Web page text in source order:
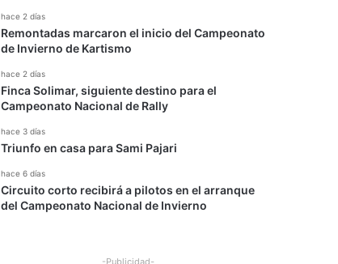
hace 2 días
Remontadas marcaron el inicio del Campeonato
de Invierno de Kartismo
hace 2 días
Finca Solimar, siguiente destino para el
Campeonato Nacional de Rally
hace 3 días
Triunfo en casa para Sami Pajari
hace 6 días
Circuito corto recibirá a pilotos en el arranque
del Campeonato Nacional de Invierno
-Publicidad-